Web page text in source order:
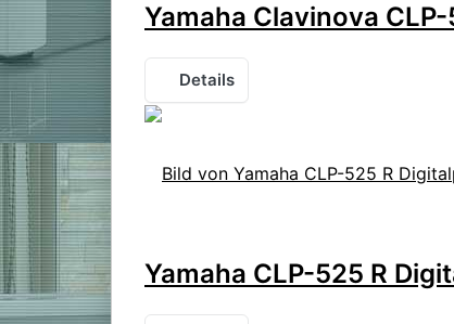
Yamaha Clavinova
Details
Yamaha CLP-525 R